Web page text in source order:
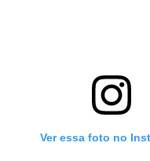
Ver essa foto no